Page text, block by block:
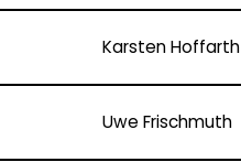
Karsten Hoffarth
Uwe Frischmuth